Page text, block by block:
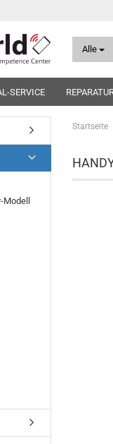
Alle
SERVICE
Startseite